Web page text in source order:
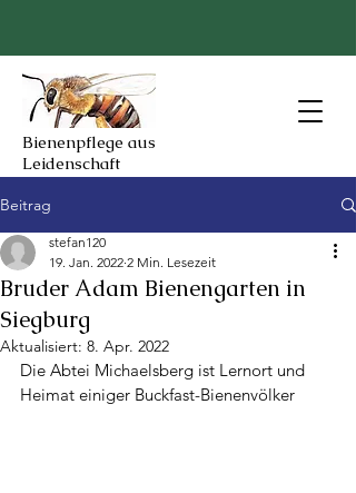
Bienenpflege aus
Leidenschaft
Beitrag
Bruder Adam Bienengarten in
Siegburg
stefan120
19. Jan. 2022 2 Min. Lesezeit
Aktualisiert: 8. Apr. 2022
Die Abtei Michaelsberg ist Lernort und
Heimat einiger Buckfast-Bienenvölker